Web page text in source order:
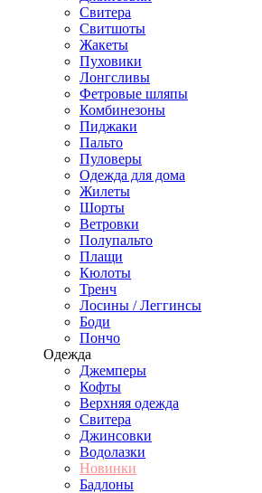
Свитера
Свитшоты
Жакеты
Пуховики
Лонгсливы
Фетровые шляпы
Комбинезоны
Пиджаки
Пальто
Пуловеры
Одежда для дома
Жилеты
Шорты
Ветровки
Полупальто
Плащи
Кюлоты
Тренч
Лосины / Леггинсы
Боди
Пончо
Одежда
Джемперы
Кофты
Верхняя одежда
Свитера
Джинсовки
Водолазки
Новинки
Бадлоны